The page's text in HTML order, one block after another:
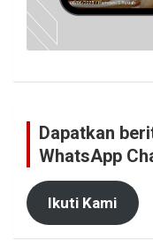
Dapatkan
WhatsApp
Ikuti Kami